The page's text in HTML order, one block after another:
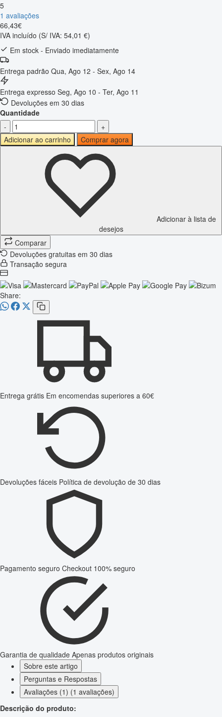
5
1 avaliações
66,43€
IVA incluído (S/ IVA: 54,01 €)
Em stock - Enviado imediatamente
Entrega padrão Qua, Ago 12 - Sex, Ago 14
Entrega expresso Seg, Ago 10 - Ter, Ago 11
Devoluções em 30 dias
Quantidade
-
+
Adicionar ao carrinho
Comprar agora
Adicionar à lista de
desejos
Comparar
Devoluções gratuitas em 30 dias
Transação segura
Share:
Entrega grátis Em encomendas superiores a 60€
Devoluções fáceis Política de devolução de 30 dias
Pagamento seguro Checkout 100% seguro
Garantia de qualidade Apenas produtos originais
Sobre este artigo
Perguntas e Respostas
Avaliações (1) (1 avaliações)
Descrição do produto: